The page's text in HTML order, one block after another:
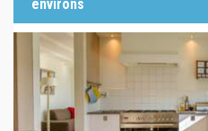
environs